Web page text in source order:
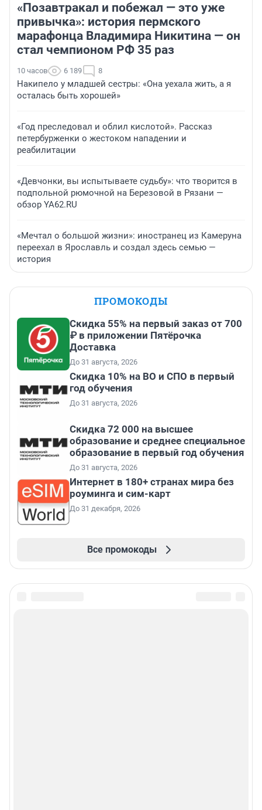
«Позавтракал и побежал — это уже
привычка»: история пермского
марафонца Владимира Никитина — он
стал чемпионом РФ 35 раз
10 часов 6 189 8
Накипело у младшей сестры: «Она уехала жить, а я
осталась быть хорошей»
«Год преследовал и облил кислотой». Рассказ
петербурженки о жестоком нападении и
реабилитации
«Девчонки, вы испытываете судьбу»: что творится в
подпольной рюмочной на Березовой в Рязани —
обзор YA62.RU
«Мечтал о большой жизни»: иностранец из Камеруна
переехал в Ярославль и создал здесь семью —
история
ПРОМОКОДЫ
Скидка 55% на первый заказ от 700
₽ в приложении Пятёрочка
Доставка
До 31 августа, 2026
Скидка 10% на ВО и СПО в первый
год обучения
До 31 августа, 2026
Скидка 72 000 на высшее
образование и среднее специальное
образование в первый год обучения
До 31 августа, 2026
Интернет в 180+ странах мира без
роуминга и сим-карт
До 31 декабря, 2026
Все промокоды